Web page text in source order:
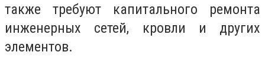
также требуют капитального ремонта
инженерных сетей, кровли и других
элементов.